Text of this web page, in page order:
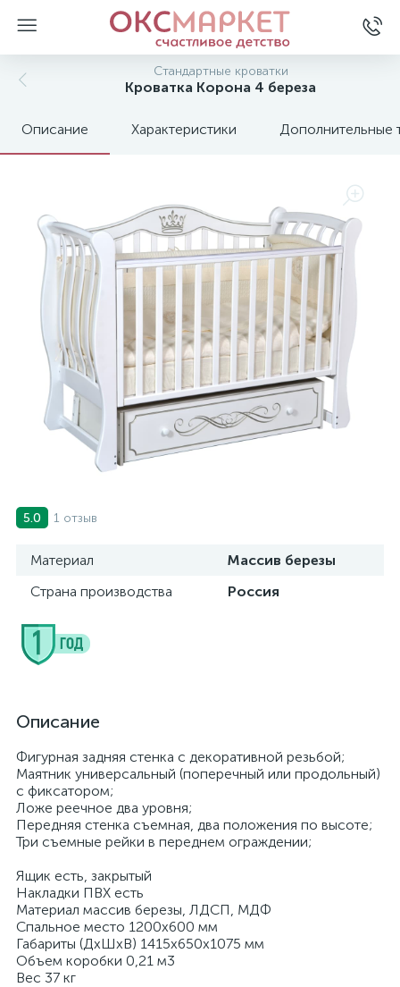
Стандартные кроватки
Кроватка Корона 4 береза
Описание Характеристики Дополнительные
5.0 1 отзыв
Материал
Массив березы
Страна производства
Россия
Описание
Фигурная задняя стенка с декоративной резьбой;
Маятник универсальный (поперечный или продольный)
с фиксатором;
Ложе реечное два уровня;
Передняя стенка съемная, два положения по высоте;
Три съемные рейки в переднем ограждении;
Ящик есть, закрытый
Накладки ПВХ есть
Материал массив березы, ЛДСП, МДФ
Спальное место 1200х600 мм
Габариты (ДхШхВ) 1415x650x1075 мм
Объем коробки 0,21 м3
Вес 37 кг